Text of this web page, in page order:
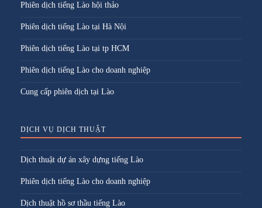
Phiên dịch tiếng Lào hội thảo
Phiên dịch tiếng Lào tại Hà Nội
Phiên dịch tiếng Lào tại tp HCM
Phiên dịch tiếng Lào cho doanh nghiệp
Cung cấp phiên dịch tại Lào
DỊCH VỤ DỊCH THUẬT
Dịch thuật dự án xây dựng tiếng Lào
Phiên dịch tiếng Lào cho doanh nghiệp
Dịch thuật hồ sơ thầu tiếng Lào